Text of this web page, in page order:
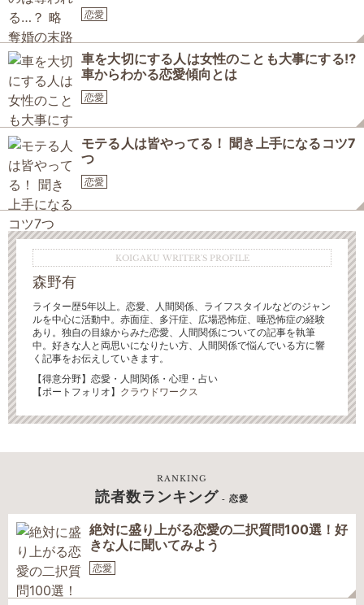
恋愛
車を大切にする人は女性のことも大事にする⁉️
車からわかる恋愛傾向とは
恋愛
モテる人は皆やってる！ 聞き上手になるコツ7
つ
恋愛
KOIGAKU WRITER'S PROFILE
森野有
ライター歴5年以上。恋愛、人間関係、ライフスタイルなどのジャン
ルを中心に活動中。赤面症、多汗症、広場恐怖症、唾恐怖症の経験
あり。独自の目線からみた恋愛、人間関係についての記事を執筆
中。好きな人と両思いになりたい方、人間関係で悩んでいる方に響
く記事をお伝えしていきます。
【得意分野】恋愛・人間関係・心理・占い
【ポートフォリオ】 クラウドワークス
RANKING
読者数ランキング - 恋愛
絶対に盛り上がる恋愛の二択質問100選！好
きな人に聞いてみよう
恋愛